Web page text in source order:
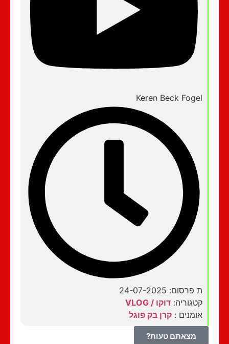
Keren Beck Fogel
ת פרסום: 24-07-2025
קטגוריה:דוקו / VLOG
אומנים :קרן בק פוגל
מצאתם טעות?